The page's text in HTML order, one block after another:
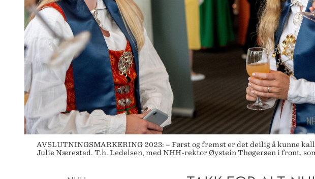
AVSLUTNINGSMARKERING 2023: – Først og fremst er det deilig å kunne
Julie Nærestad. T.h. Ledelsen, med NHH-rektor Øystein Thøgersen i front,